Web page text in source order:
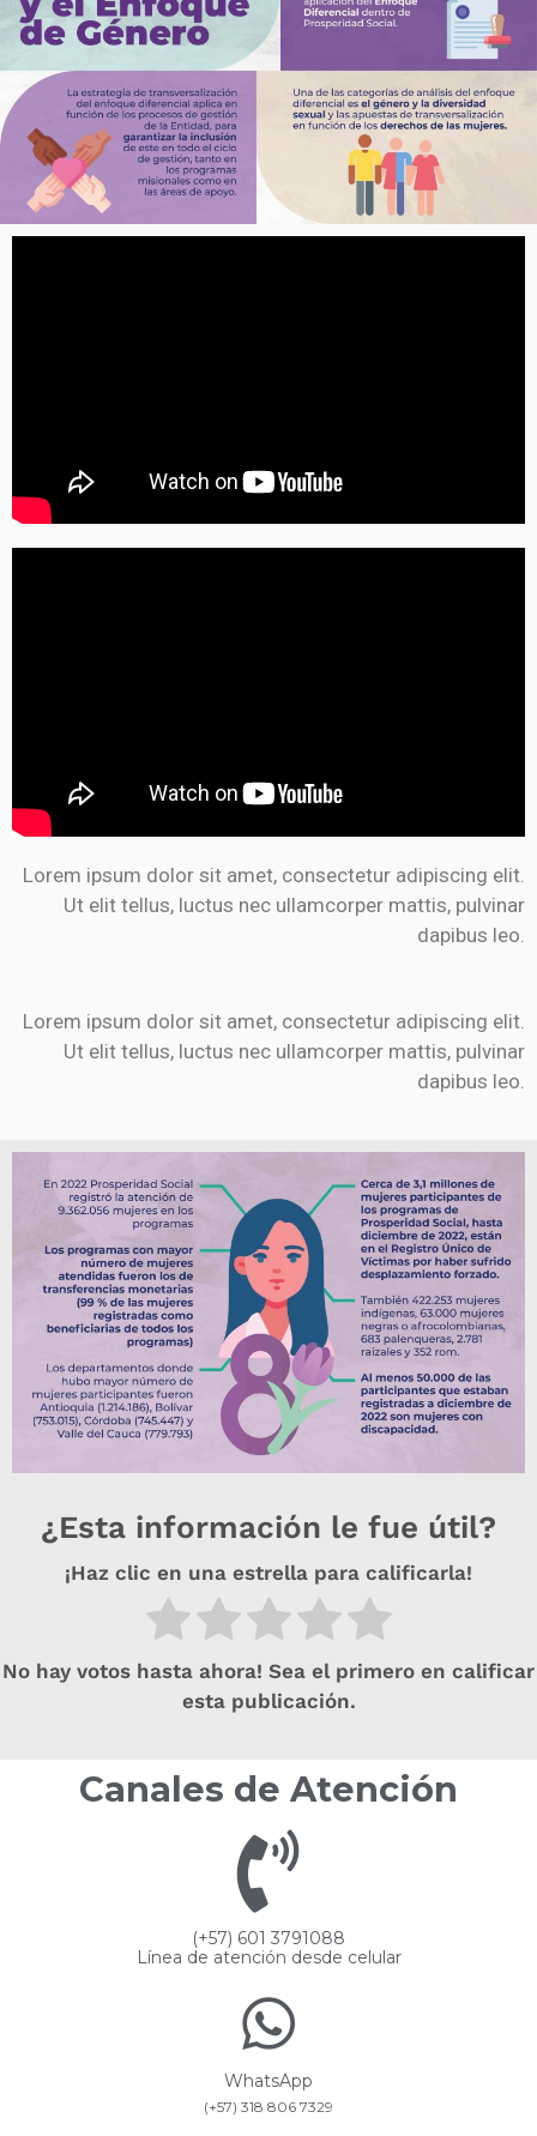
Lorem ipsum dolor sit amet, consectetur adipiscing elit.
Ut elit tellus, luctus nec ullamcorper mattis, pulvinar
dapibus leo.
Lorem ipsum dolor sit amet, consectetur adipiscing elit.
Ut elit tellus, luctus nec ullamcorper mattis, pulvinar
dapibus leo.
¿Esta información le fue útil?
¡Haz clic en una estrella para calificarla!
No hay votos hasta ahora! Sea el primero en calificar
esta publicación.
Canales de Atención
(+57) 601 3791088
Línea de atención desde celular
WhatsApp
(+57) 318 806 7329